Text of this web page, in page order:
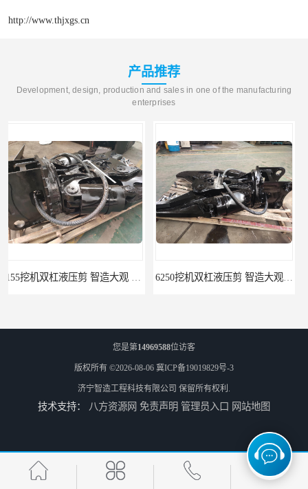
http://www.thjxgs.cn
产品推荐
Development, design, production and sales in one of the manufacturing
enterprises
6250挖机双杠液压剪 智造大观 挖掘机液压废钢剪 335挖机双杠液压剪 智造大观 挖掘机拆车剪
园林割草机 6135挖掘机割草机 智造大观 绿化带割草机 250挖掘机割草机 智造大观
您是第14969588位访客
版权所有 ©2026-08-06 冀ICP备19019829号-3
济宁智造工程科技有限公司 保留所有权利.
技术支持： 八方资源网 免责声明 管理员入口 网站地图